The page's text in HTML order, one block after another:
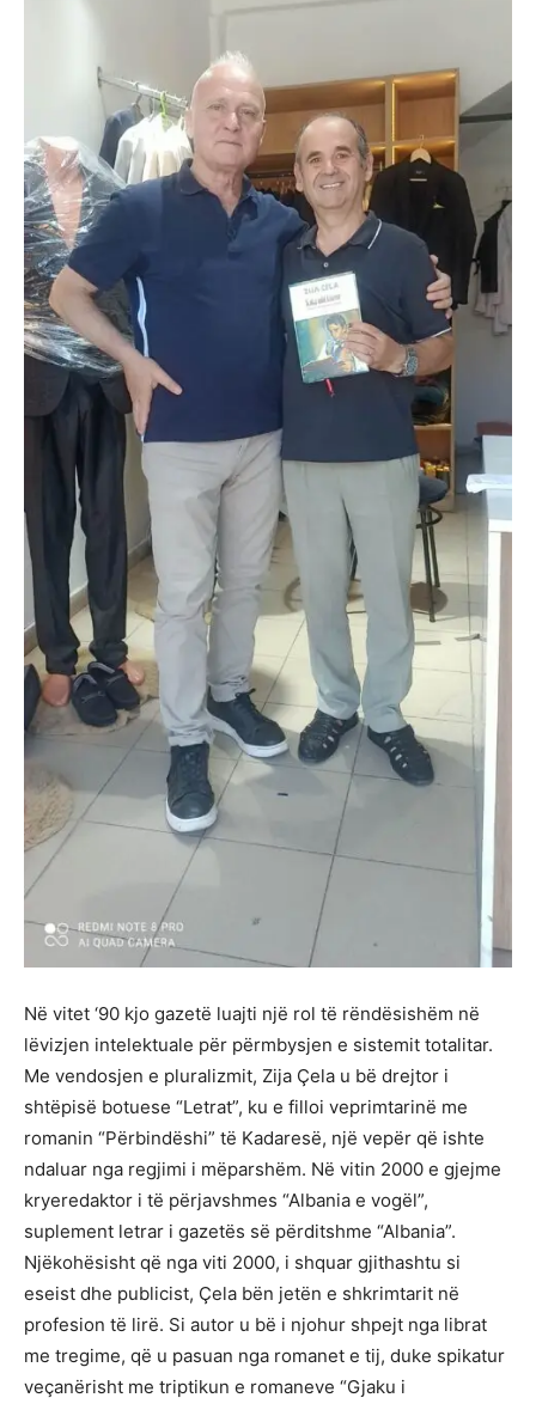
Në vitet ‘90 kjo gazetë luajti një rol të rëndësishëm në
lëvizjen intelektuale për përmbysjen e sistemit totalitar.
Me vendosjen e pluralizmit, Zija Çela u bë drejtor i
shtëpisë botuese “Letrat”, ku e filloi veprimtarinë me
romanin “Përbindëshi” të Kadaresë, një vepër që ishte
ndaluar nga regjimi i mëparshëm. Në vitin 2000 e gjejme
kryeredaktor i të përjavshmes “Albania e vogël”,
suplement letrar i gazetës së përditshme “Albania”.
Njëkohësisht që nga viti 2000, i shquar gjithashtu si
eseist dhe publicist, Çela bën jetën e shkrimtarit në
profesion të lirë. Si autor u bë i njohur shpejt nga librat
me tregime, që u pasuan nga romanet e tij, duke spikatur
veçanërisht me triptikun e romaneve “Gjaku i